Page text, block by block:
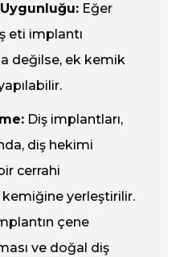
Eğer
eti implantı
değilse, ek kemik
Diş implantları,
diş hekimi
cerrahi
yerleştirilir.
çene
ve doğal diş